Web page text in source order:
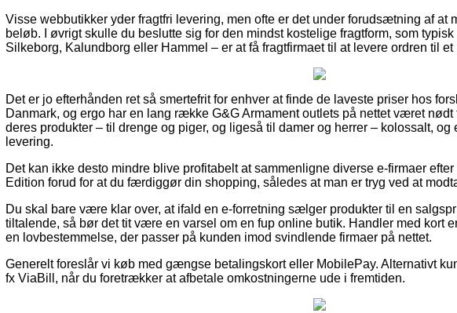
Visse webbutikker yder fragtfri levering, men ofte er det under forudsætning af at
beløb. I øvrigt skulle du beslutte sig for den mindst kostelige fragtform, som
Silkeborg, Kalundborg eller Hammel – er at få fragtfirmaet til at levere ordren til
Det er jo efterhånden ret så smertefrit for enhver at finde de laveste priser hos
Danmark, og ergo har en lang række G&G Armament outlets på nettet været
deres produkter – til drenge og piger, og ligeså til damer og herrer – kolossalt,
levering.
Det kan ikke desto mindre blive profitabelt at sammenligne diverse e-firmaer
Edition forud for at du færdiggør din shopping, således at man er tryg ved at
Du skal bare være klar over, at ifald en e-forretning sælger produkter til en
tiltalende, så bør det tit være en varsel om en fup online butik. Handler med kort
en lovbestemmelse, der passer på kunden imod svindlende firmaer på nettet.
Generelt foreslår vi køb med gængse betalingskort eller MobilePay. Alternativt
fx ViaBill, når du foretrækker at afbetale omkostningerne ude i fremtiden.